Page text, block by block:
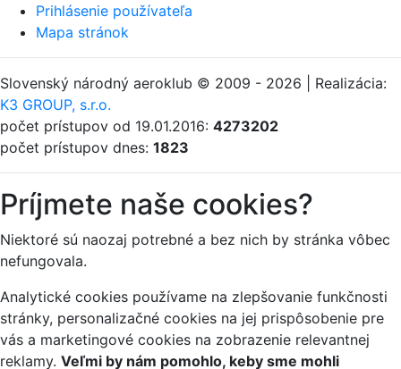
Prihlásenie používateľa
Mapa stránok
Slovenský národný aeroklub © 2009 - 2026 | Realizácia:
K3 GROUP, s.r.o.
počet prístupov od 19.01.2016: 4273202
počet prístupov dnes: 1823
Príjmete naše cookies?
Niektoré sú naozaj potrebné a bez nich by stránka vôbec
nefungovala.
Analytické cookies používame na zlepšovanie funkčnosti
stránky, personalizačné cookies na jej prispôsobenie pre
vás a marketingové cookies na zobrazenie relevantnej
reklamy. Veľmi by nám pomohlo, keby sme mohli